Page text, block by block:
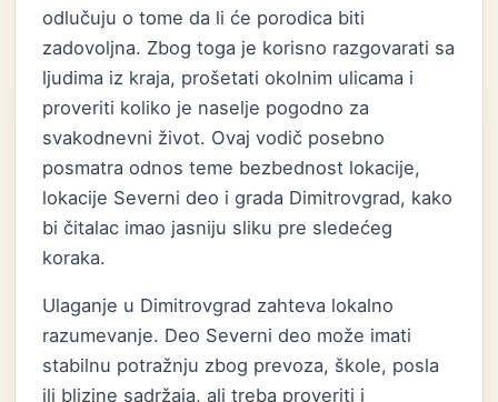
odlučuju o tome da li će porodica biti
zadovoljna. Zbog toga je korisno razgovarati sa
ljudima iz kraja, prošetati okolnim ulicama i
proveriti koliko je naselje pogodno za
svakodnevni život. Ovaj vodič posebno
posmatra odnos teme bezbednost lokacije,
lokacije Severni deo i grada Dimitrovgrad, kako
bi čitalac imao jasniju sliku pre sledećeg
koraka.
Ulaganje u Dimitrovgrad zahteva lokalno
razumevanje. Deo Severni deo može imati
stabilnu potražnju zbog prevoza, škole, posla
ili blizine sadržaja, ali treba proveriti i